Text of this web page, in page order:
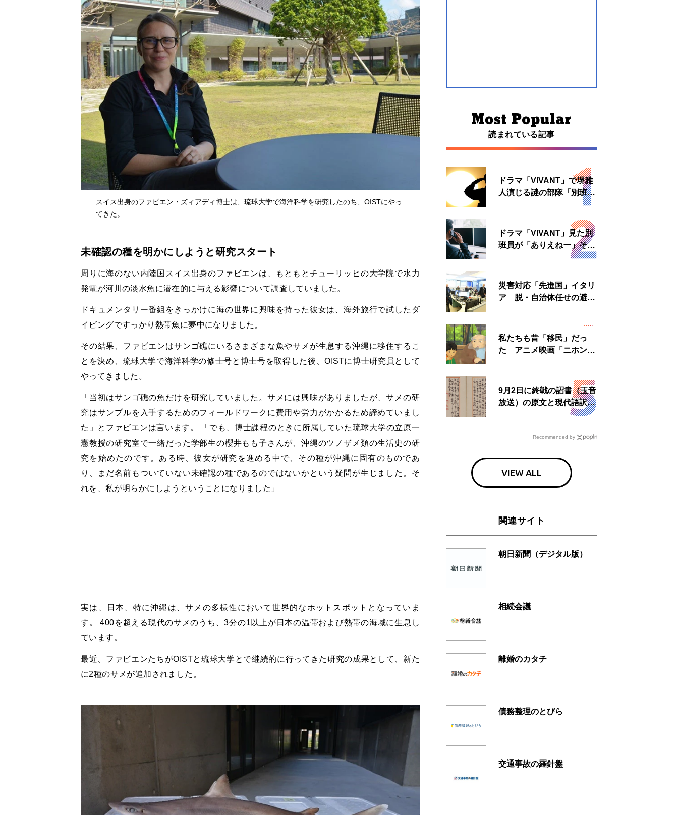
スイス出身のファビエン・ズィアディ博士は、琉球大学で海洋科学を研究したのち、OISTにやっ
てきた。
未確認の種を明かにしようと研究スタート
周りに海のない内陸国スイス出身のファビエンは、もともとチューリッヒの大学院で水力
発電が河川の淡水魚に潜在的に与える影響について調査していました。
ドキュメンタリー番組をきっかけに海の世界に興味を持った彼女は、海外旅行で試したダ
イビングですっかり熱帯魚に夢中になりました。
その結果、ファビエンはサンゴ礁にいるさまざまな魚やサメが生息する沖縄に移住するこ
とを決め、琉球大学で海洋科学の修士号と博士号を取得した後、OISTに博士研究員として
やってきました。
「当初はサンゴ礁の魚だけを研究していました。サメには興味がありましたが、サメの研
究はサンプルを入手するためのフィールドワークに費用や労力がかかるため諦めていまし
た」とファビエンは言います。 「でも、博士課程のときに所属していた琉球大学の立原一
憲教授の研究室で一緒だった学部生の櫻井もも子さんが、沖縄のツノザメ類の生活史の研
究を始めたのです。ある時、彼女が研究を進める中で、その種が沖縄に固有のものであ
り、まだ名前もついていない未確認の種であるのではないかという疑問が生じました。そ
れを、私が明らかにしようということになりました」
実は、日本、特に沖縄は、サメの多様性において世界的なホットスポットとなっていま
す。 400を超える現代のサメのうち、3分の1以上が日本の温帯および熱帯の海域に生息し
ています。
最近、ファビエンたちがOISTと琉球大学とで継続的に行ってきた研究の成果として、新た
に2種のサメが追加されました。
読まれている記事
ドラマ「VIVANT」で堺雅
人演じる謎の部隊「別班」
は実在する？内情知る人物
ドラマ「VIVANT」見た別
班員が「ありえねー」その
理由とは 非公然組織ゆえ
災害対応「先進国」イタリ
ア 脱・自治体任せの避難
所運営、被災者への温かい
私たちも昔「移民」だっ
た アニメ映画「ニホンジ
9月2日に終戦の詔書（玉音
放送）の原文と現代語訳を
読む もう一つの「終戦の
Recommended by
VIEW ALL
関連サイト
朝日新聞（デジタル版）
相続会議
離婚のカタチ
債務整理のとびら
交通事故の羅針盤